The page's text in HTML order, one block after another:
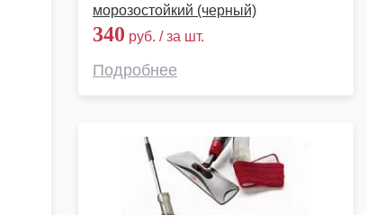
морозостойкий (черный)
340 руб. / за шт.
Подробнее